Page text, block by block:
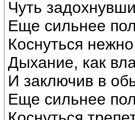
Чуть
Еще сильнее
Коснуться
Дыхание, как
И заключив в
Еще сильнее